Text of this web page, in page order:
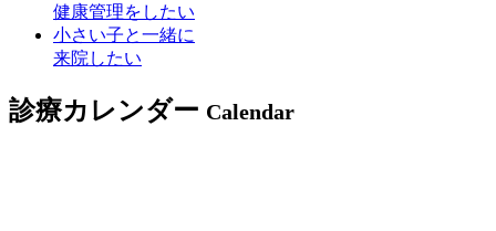
健康管理をしたい
小さい子と一緒に
来院したい
診療カレンダー Calendar